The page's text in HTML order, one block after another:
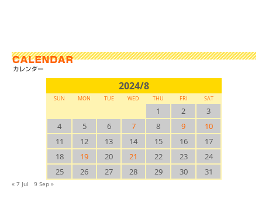
2024/8
SUN MON TUE WED THU FRI SAT
1 2
3
4
5 6 7 8 9
10
11
12 13 14 15 16
17
18
19 20 21 22 23
24
25
26 27 28 29 30 31
« 7 Jul 9 Sep »